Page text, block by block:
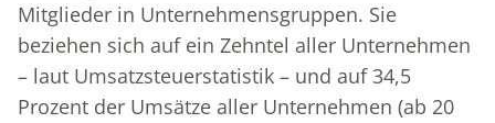
Mitglieder in Unternehmensgruppen. Sie
beziehen sich auf ein Zehntel aller Unternehmen
– laut Umsatzsteuerstatistik – und auf 34,5
Prozent der Umsätze aller Unternehmen (ab 20